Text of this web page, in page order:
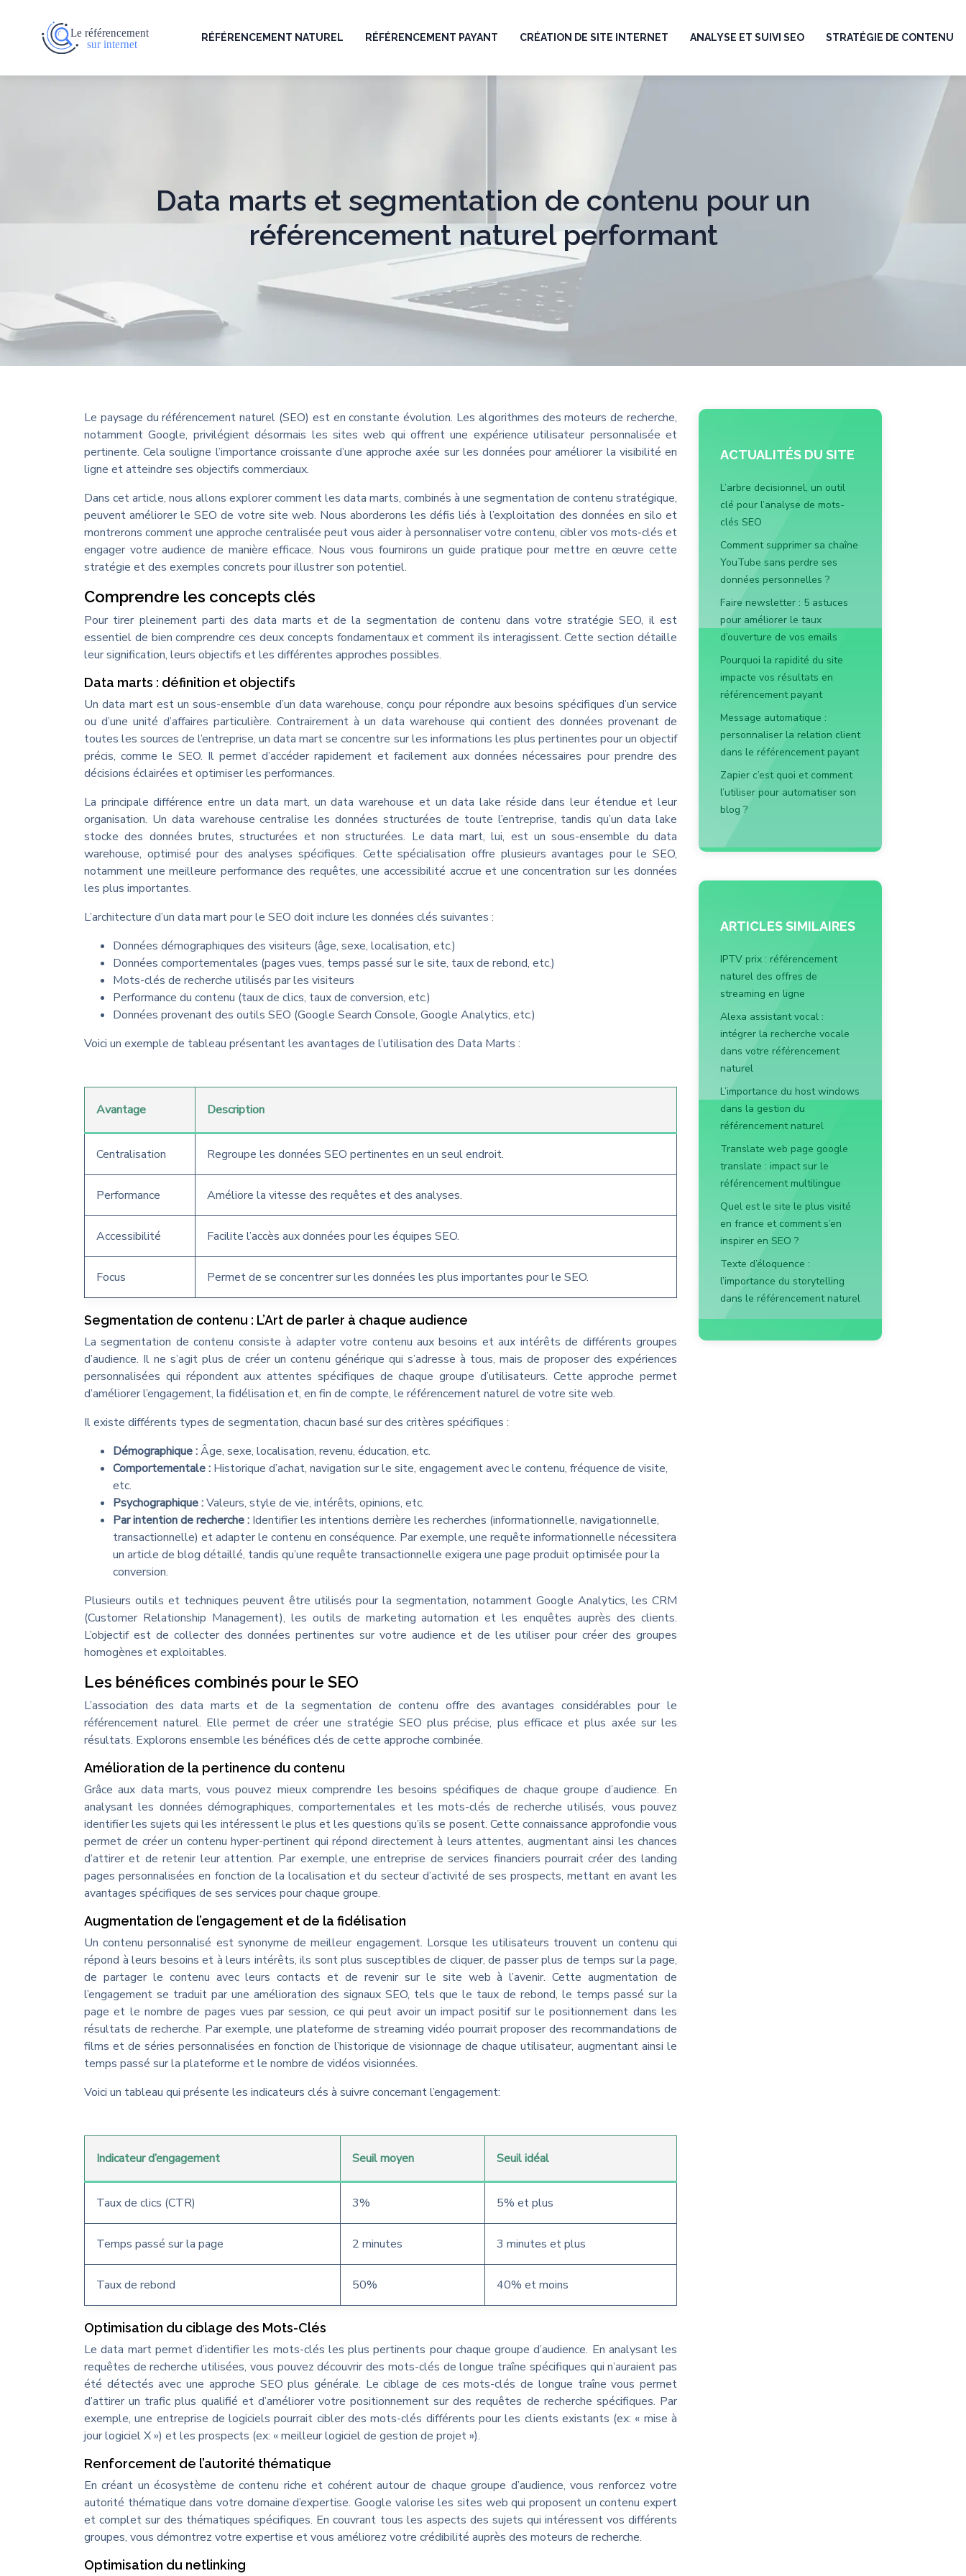
RÉFÉRENCEMENT NATUREL RÉFÉRENCEMENT PAYANT CRÉATION DE SITE INTERNET ANALYSE ET SUIVI SEO STRATÉGIE DE CONTENU
Data marts et segmentation de contenu pour un
référencement naturel performant
Le paysage du référencement naturel (SEO) est en constante évolution. Les algorithmes des moteurs de recherche,
notamment Google, privilégient désormais les sites web qui offrent une expérience utilisateur personnalisée et
pertinente. Cela souligne l’importance croissante d’une approche axée sur les données pour améliorer la visibilité en
ligne et atteindre ses objectifs commerciaux.
Dans cet article, nous allons explorer comment les data marts, combinés à une segmentation de contenu stratégique,
peuvent améliorer le SEO de votre site web. Nous aborderons les défis liés à l’exploitation des données en silo et
montrerons comment une approche centralisée peut vous aider à personnaliser votre contenu, cibler vos mots-clés et
engager votre audience de manière efficace. Nous vous fournirons un guide pratique pour mettre en œuvre cette
stratégie et des exemples concrets pour illustrer son potentiel.
Comprendre les concepts clés
Pour tirer pleinement parti des data marts et de la segmentation de contenu dans votre stratégie SEO, il est
essentiel de bien comprendre ces deux concepts fondamentaux et comment ils interagissent. Cette section détaille
leur signification, leurs objectifs et les différentes approches possibles.
Data marts : définition et objectifs
Un data mart est un sous-ensemble d’un data warehouse, conçu pour répondre aux besoins spécifiques d’un service
ou d’une unité d’affaires particulière. Contrairement à un data warehouse qui contient des données provenant de
toutes les sources de l’entreprise, un data mart se concentre sur les informations les plus pertinentes pour un objectif
précis, comme le SEO. Il permet d’accéder rapidement et facilement aux données nécessaires pour prendre des
décisions éclairées et optimiser les performances.
La principale différence entre un data mart, un data warehouse et un data lake réside dans leur étendue et leur
organisation. Un data warehouse centralise les données structurées de toute l’entreprise, tandis qu’un data lake
stocke des données brutes, structurées et non structurées. Le data mart, lui, est un sous-ensemble du data
warehouse, optimisé pour des analyses spécifiques. Cette spécialisation offre plusieurs avantages pour le SEO,
notamment une meilleure performance des requêtes, une accessibilité accrue et une concentration sur les données
les plus importantes.
L’architecture d’un data mart pour le SEO doit inclure les données clés suivantes :
Données démographiques des visiteurs (âge, sexe, localisation, etc.)
Données comportementales (pages vues, temps passé sur le site, taux de rebond, etc.)
Mots-clés de recherche utilisés par les visiteurs
Performance du contenu (taux de clics, taux de conversion, etc.)
Données provenant des outils SEO (Google Search Console, Google Analytics, etc.)
Voici un exemple de tableau présentant les avantages de l’utilisation des Data Marts :
Avantage Description
Centralisation Regroupe les données SEO pertinentes en un seul endroit.
Performance Améliore la vitesse des requêtes et des analyses.
Accessibilité Facilite l’accès aux données pour les équipes SEO.
Focus Permet de se concentrer sur les données les plus importantes pour le SEO.
Segmentation de contenu : L’Art de parler à chaque audience
La segmentation de contenu consiste à adapter votre contenu aux besoins et aux intérêts de différents groupes
d’audience. Il ne s’agit plus de créer un contenu générique qui s’adresse à tous, mais de proposer des expériences
personnalisées qui répondent aux attentes spécifiques de chaque groupe d’utilisateurs. Cette approche permet
d’améliorer l’engagement, la fidélisation et, en fin de compte, le référencement naturel de votre site web.
Il existe différents types de segmentation, chacun basé sur des critères spécifiques :
Démographique :Âge, sexe, localisation, revenu, éducation, etc.
Comportementale : Historique d’achat, navigation sur le site, engagement avec le contenu, fréquence de visite,
etc.
Psychographique :Valeurs, style de vie, intérêts, opinions, etc.
Par intention de recherche : Identifier les intentions derrière les recherches (informationnelle, navigationnelle,
transactionnelle) et adapter le contenu en conséquence. Par exemple, une requête informationnelle nécessitera
un article de blog détaillé, tandis qu’une requête transactionnelle exigera une page produit optimisée pour la
conversion.
Plusieurs outils et techniques peuvent être utilisés pour la segmentation, notamment Google Analytics, les CRM
(Customer Relationship Management), les outils de marketing automation et les enquêtes auprès des clients.
L’objectif est de collecter des données pertinentes sur votre audience et de les utiliser pour créer des groupes
homogènes et exploitables.
Les bénéfices combinés pour le SEO
L’association des data marts et de la segmentation de contenu offre des avantages considérables pour le
référencement naturel. Elle permet de créer une stratégie SEO plus précise, plus efficace et plus axée sur les
résultats. Explorons ensemble les bénéfices clés de cette approche combinée.
Amélioration de la pertinence du contenu
Grâce aux data marts, vous pouvez mieux comprendre les besoins spécifiques de chaque groupe d’audience. En
analysant les données démographiques, comportementales et les mots-clés de recherche utilisés, vous pouvez
identifier les sujets qui les intéressent le plus et les questions qu’ils se posent. Cette connaissance approfondie vous
permet de créer un contenu hyper-pertinent qui répond directement à leurs attentes, augmentant ainsi les chances
d’attirer et de retenir leur attention. Par exemple, une entreprise de services financiers pourrait créer des landing
pages personnalisées en fonction de la localisation et du secteur d’activité de ses prospects, mettant en avant les
avantages spécifiques de ses services pour chaque groupe.
Augmentation de l’engagement et de la fidélisation
Un contenu personnalisé est synonyme de meilleur engagement. Lorsque les utilisateurs trouvent un contenu qui
répond à leurs besoins et à leurs intérêts, ils sont plus susceptibles de cliquer, de passer plus de temps sur la page,
de partager le contenu avec leurs contacts et de revenir sur le site web à l’avenir. Cette augmentation de
l’engagement se traduit par une amélioration des signaux SEO, tels que le taux de rebond, le temps passé sur la
page et le nombre de pages vues par session, ce qui peut avoir un impact positif sur le positionnement dans les
résultats de recherche. Par exemple, une plateforme de streaming vidéo pourrait proposer des recommandations de
films et de séries personnalisées en fonction de l’historique de visionnage de chaque utilisateur, augmentant ainsi le
temps passé sur la plateforme et le nombre de vidéos visionnées.
Voici un tableau qui présente les indicateurs clés à suivre concernant l’engagement:
Indicateur d’engagement Seuil moyen Seuil idéal
Taux de clics (CTR) 3% 5% et plus
Temps passé sur la page 2 minutes 3 minutes et plus
Taux de rebond 50% 40% et moins
Optimisation du ciblage des Mots-Clés
Le data mart permet d’identifier les mots-clés les plus pertinents pour chaque groupe d’audience. En analysant les
requêtes de recherche utilisées, vous pouvez découvrir des mots-clés de longue traîne spécifiques qui n’auraient pas
été détectés avec une approche SEO plus générale. Le ciblage de ces mots-clés de longue traîne vous permet
d’attirer un trafic plus qualifié et d’améliorer votre positionnement sur des requêtes de recherche spécifiques. Par
exemple, une entreprise de logiciels pourrait cibler des mots-clés différents pour les clients existants (ex: « mise à
jour logiciel X ») et les prospects (ex: « meilleur logiciel de gestion de projet »).
Renforcement de l’autorité thématique
En créant un écosystème de contenu riche et cohérent autour de chaque groupe d’audience, vous renforcez votre
autorité thématique dans votre domaine d’expertise. Google valorise les sites web qui proposent un contenu expert
et complet sur des thématiques spécifiques. En couvrant tous les aspects des sujets qui intéressent vos différents
groupes, vous démontrez votre expertise et vous améliorez votre crédibilité auprès des moteurs de recherche.
Optimisation du netlinking
ACTUALITÉS DU SITE
L’arbre decisionnel, un outil
clé pour l’analyse de mots-
clés SEO
Comment supprimer sa chaîne
YouTube sans perdre ses
données personnelles ?
Faire newsletter : 5 astuces
pour améliorer le taux
d’ouverture de vos emails
Pourquoi la rapidité du site
impacte vos résultats en
référencement payant
Message automatique :
personnaliser la relation client
dans le référencement payant
Zapier c’est quoi et comment
l’utiliser pour automatiser son
blog ?
ARTICLES SIMILAIRES
IPTV prix : référencement
naturel des offres de
streaming en ligne
Alexa assistant vocal :
intégrer la recherche vocale
dans votre référencement
naturel
L’importance du host windows
dans la gestion du
référencement naturel
Translate web page google
translate : impact sur le
référencement multilingue
Quel est le site le plus visité
en france et comment s’en
inspirer en SEO ?
Texte d’éloquence :
l’importance du storytelling
dans le référencement naturel